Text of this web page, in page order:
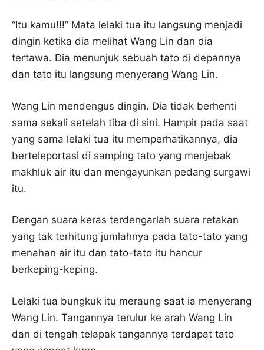
“Itu kamu!!!” Mata lelaki tua itu langsung menjadi
dingin ketika dia melihat Wang Lin dan dia
tertawa. Dia menunjuk sebuah tato di depannya
dan tato itu langsung menyerang Wang Lin.
Wang Lin mendengus dingin. Dia tidak berhenti
sama sekali setelah tiba di sini. Hampir pada saat
yang sama lelaki tua itu memperhatikannya, dia
berteleportasi di samping tato yang menjebak
makhluk air itu dan mengayunkan pedang surgawi
itu.
Dengan suara keras terdengarlah suara retakan
yang tak terhitung jumlahnya pada tato-tato yang
menahan air itu dan tato-tato itu hancur
berkeping-keping.
Lelaki tua bungkuk itu meraung saat ia menyerang
Wang Lin. Tangannya terulur ke arah Wang Lin
dan di tengah telapak tangannya terdapat tato